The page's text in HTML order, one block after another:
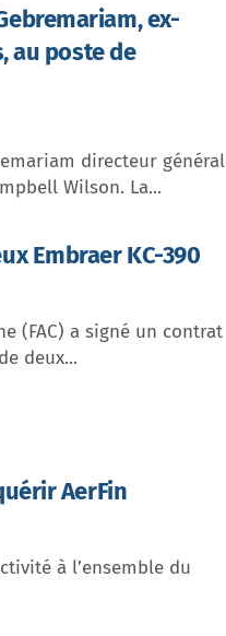
ex-
au poste de
directeur général
Wilson. La...
Embraer KC-390
(FAC) a signé un contrat
deux...
AerFin
à l’ensemble du